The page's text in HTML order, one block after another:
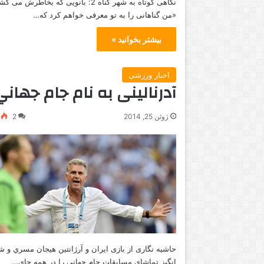
«من گناهانی را به تو معرفی خواهم کرد که…
بیشتر بخوانید »
اخبار ورزشی
آدرنالینی به نام جام
ژوئن 25, 2014 2
حاشیه نگاری از بازی ايران و آرژانتين هيجان مسري
انگيز تماشاي مسابقات جام جهاني را در همه جاي…
ش
د
ک
س